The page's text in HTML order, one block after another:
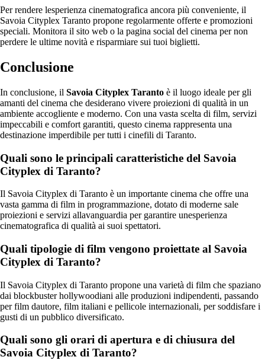
Per rendere lesperienza cinematografica ancora più conveniente, il
Savoia Cityplex Taranto propone regolarmente offerte e promozioni
speciali. Monitora il sito web o la pagina social del cinema per non
perdere le ultime novità e risparmiare sui tuoi biglietti.
Conclusione
In conclusione, il Savoia Cityplex Taranto è il luogo ideale per gli
amanti del cinema che desiderano vivere proiezioni di qualità in un
ambiente accogliente e moderno. Con una vasta scelta di film, servizi
impeccabili e comfort garantiti, questo cinema rappresenta una
destinazione imperdibile per tutti i cinefili di Taranto.
Quali sono le principali caratteristiche del Savoia
Cityplex di Taranto?
Il Savoia Cityplex di Taranto è un importante cinema che offre una
vasta gamma di film in programmazione, dotato di moderne sale
proiezioni e servizi allavanguardia per garantire unesperienza
cinematografica di qualità ai suoi spettatori.
Quali tipologie di film vengono proiettate al Savoia
Cityplex di Taranto?
Il Savoia Cityplex di Taranto propone una varietà di film che spaziano
dai blockbuster hollywoodiani alle produzioni indipendenti, passando
per film dautore, film italiani e pellicole internazionali, per soddisfare i
gusti di un pubblico diversificato.
Quali sono gli orari di apertura e di chiusura del
Savoia Cityplex di Taranto?